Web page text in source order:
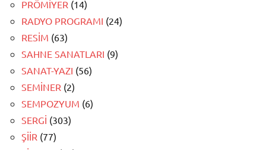
PRÖMİYER (14)
RADYO PROGRAMI (24)
RESİM (63)
SAHNE SANATLARI (9)
SANAT-YAZI (56)
SEMİNER (2)
SEMPOZYUM (6)
SERGİ (303)
ŞİİR (77)